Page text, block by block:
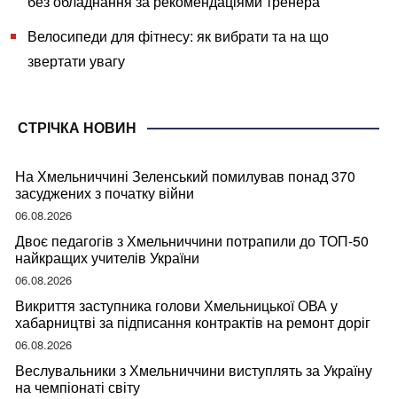
Велосипеди для фітнесу: як вибрати та на що
звертати увагу
СТРІЧКА НОВИН
На Хмельниччині Зеленський помилував понад 370
засуджених з початку війни
06.08.2026
Двоє педагогів з Хмельниччини потрапили до ТОП-50
найкращих учителів України
06.08.2026
Викриття заступника голови Хмельницької ОВА у
хабарництві за підписання контрактів на ремонт доріг
06.08.2026
Веслувальники з Хмельниччини виступлять за Україну
на чемпіонаті світу